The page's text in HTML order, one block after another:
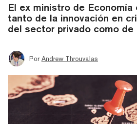
El ex ministro de Economía
tanto de la innovación en
del sector privado como de
Por Andrew Throuvalas